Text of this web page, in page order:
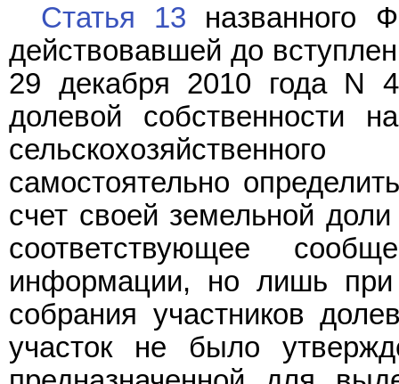
Статья 13 названного
действовавшей до
29 декабря 2010 года N
долевой собственности
самостоятельно
счет своей земельной
соответствующее
информации, но лишь
собрания участников
участок не было